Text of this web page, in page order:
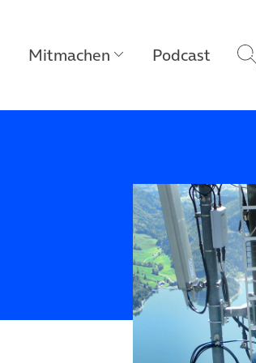
Mitmachen Podcast